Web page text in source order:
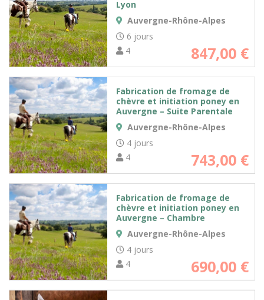
Lyon
Auvergne-Rhône-Alpes
6 jours
4
847,00 €
Fabrication de fromage de
chèvre et initiation poney en
Auvergne – Suite Parentale
Auvergne-Rhône-Alpes
4 jours
4
743,00 €
Fabrication de fromage de
chèvre et initiation poney en
Auvergne – Chambre
Auvergne-Rhône-Alpes
4 jours
4
690,00 €